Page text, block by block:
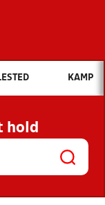
vil du søge efter?
NYHEDER
OG
KAMP
hold